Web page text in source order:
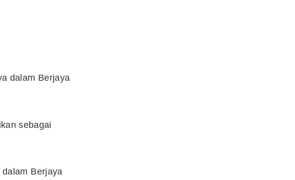
dalam Berjaya
sebagai
Berjaya